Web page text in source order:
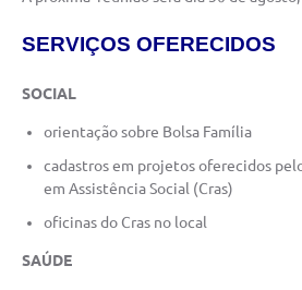
SERVIÇOS OFERECIDOS
SOCIAL
orientação sobre Bolsa Família
cadastros em projetos oferecidos
em Assistência Social (Cras)
oficinas do Cras no local
SAÚDE